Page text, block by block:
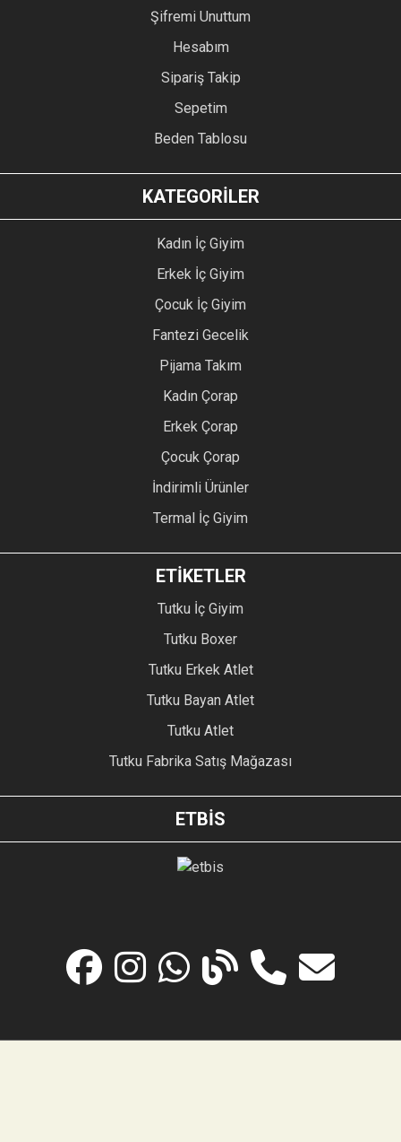
Şifremi Unuttum
Hesabım
Sipariş Takip
Sepetim
Beden Tablosu
KATEGORİLER
Kadın İç Giyim
Erkek İç Giyim
Çocuk İç Giyim
Fantezi Gecelik
Pijama Takım
Kadın Çorap
Erkek Çorap
Çocuk Çorap
İndirimli Ürünler
Termal İç Giyim
ETİKETLER
Tutku İç Giyim
Tutku Boxer
Tutku Erkek Atlet
Tutku Bayan Atlet
Tutku Atlet
Tutku Fabrika Satış Mağazası
ETBİS